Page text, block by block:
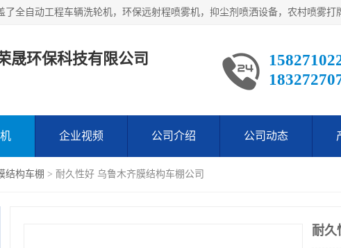
晟环保科技有限公司
企业视频 公司介绍 公司动态
结构车棚 > 耐久性好 乌鲁木齐膜结构车棚公司
耐久